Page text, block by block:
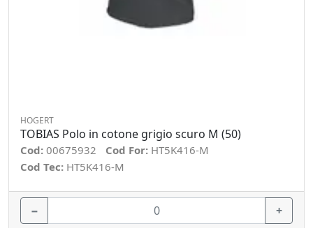
HOGERT
TOBIAS Polo in cotone grigio scuro M (50)
Cod: 00675932 Cod For: HT5K416-M
Cod Tec: HT5K416-M
− +